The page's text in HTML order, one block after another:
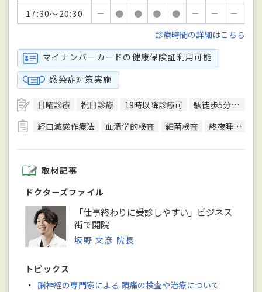
17:30～20:30
－ ● ● ● ● － －
－
診療時間の詳細はこちら
マイナンバーカードの健康保険証利用可能
感染症対策実施
日曜診療 祝日診療 19時以降診療可 駅徒歩5分圏内
経口減感作療法
血清学的検査 細菌検査 終夜睡眠ポリグラフ検査(PSG)
取材記事
ドクターズファイル
「仕事終わりに受診しやすい」ビジネス
街で開院
坂野 文彦 院長
トピックス
・ 脳神経の専門家による 頭痛の検査や治療について